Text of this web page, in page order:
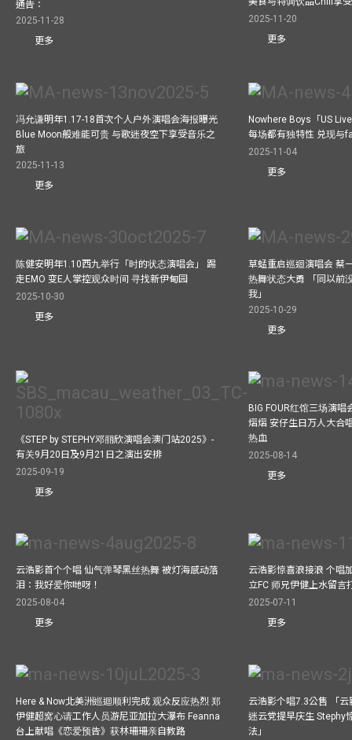
通告：
2025-11-28
更多
2025-11-20
更多
冯允谦明年1.17-18首次个人户外演唱会海报曝光
Blue Moon般难能可贵 与歌迷夜空下享受音乐之
旅
2025-11-13
更多
Nowhere Boys「US
每场都有独特性 兑现与
2025-11-04
更多
陈健安明年1.10西九举行「时的状态演唱会」 踢
走EMO 变E人掌控观众时间 寻找新伊甸园
2025-10-30
更多
草蜢重启巡迴演唱会 蔡
热舞状态大勇 「同以前
我」
2025-10-29
更多
《STEP by STEPHY邓丽欣演唱会澳门站2025》-
有关9月20日及9月21日之演出安排
2025-09-19
更多
BIG FOUR红馆三场演
熠熠 安仔生日万人大合
热血
2025-08-14
更多
云浩影首个个唱 仙气弹琴黑丝热舞 被灯海感动落
泪：我好爱你哋呀！
2025-08-04
更多
云浩影惊喜浪接浪 个唱
立FC 师兄伊健上水留言
2025-07-11
更多
Here & Now北美洲巡迴顺利完成 观众反应热烈 郑
伊健超窝心请工作人员游尼亚加拉大瀑布 Feanna
台上献唱《恋爱预告》获林珊珊亲自教路
云浩影个唱7.3公售 「
迷云党提早庆生 Stephy
法」